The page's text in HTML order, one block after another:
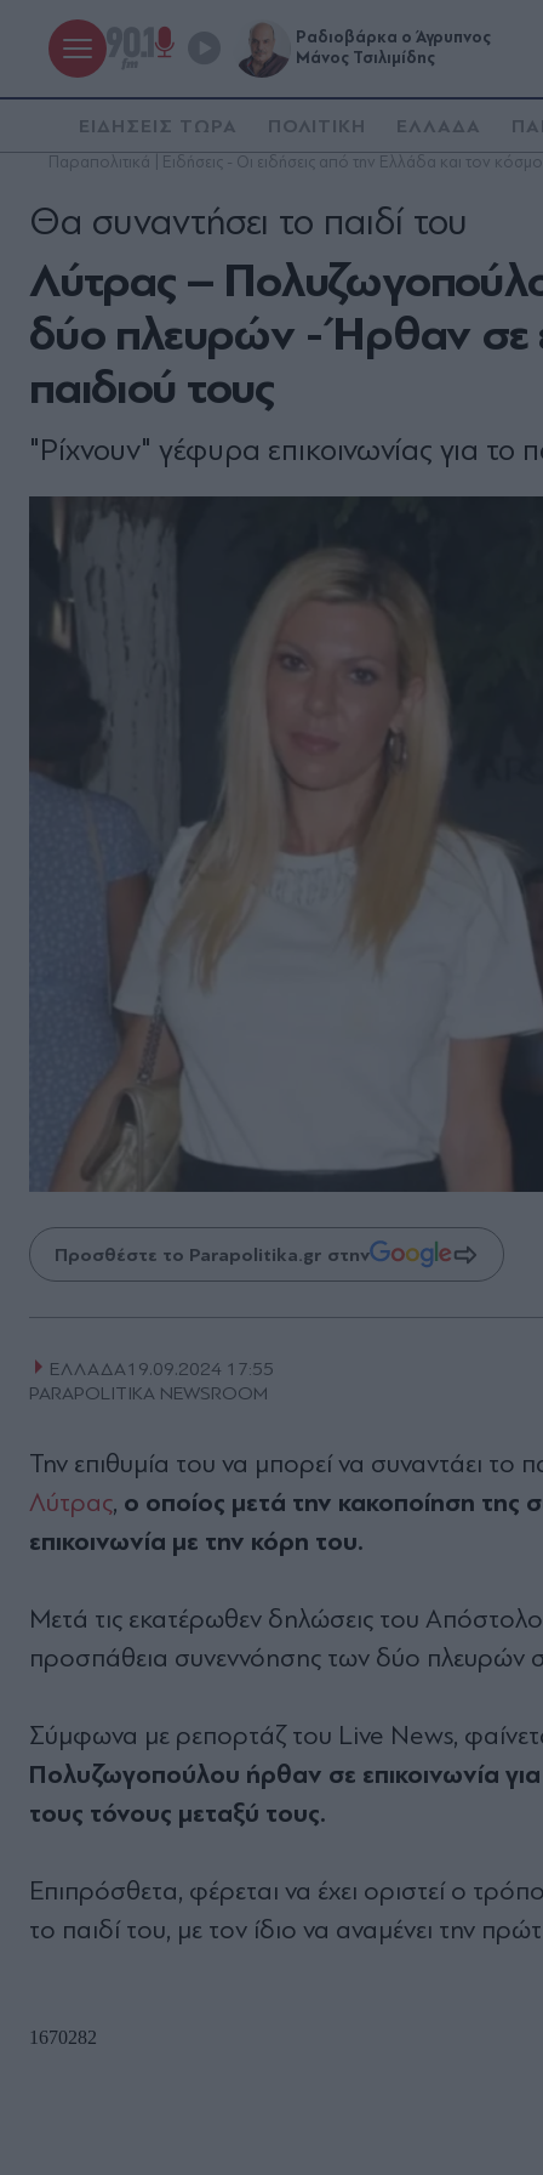
Ραδιοβάρκα ο Άγρυπνος
Μάνος Τσιλιμίδης
ΕΙΔΗΣΕΙΣ ΤΩΡΑ ΠΟΛΙΤΙΚΗ ΕΛΛΑΔΑ
Παραπολιτικά | Ειδήσεις - Οι ειδήσεις από την Ελλάδα και τον κόσμο
Λύτρας –
δύο πλευρών - Ήρθαν σε
παιδιού τους
Θα συναντήσει το παιδί του
"Ρίχνουν" γέφυρα επικοινωνίας για το
Προσθέστε το Parapolitika.gr στην
ΕΛΛΑΔΑ19.09.2024 17:55
PARAPOLITIKA NEWSROOM
Την επιθυμία του να μπορεί να συναντάει το
Λύτρας, ο οποίος μετά την κακοποίηση της
επικοινωνία με την κόρη του.
Μετά τις εκατέρωθεν δηλώσεις του
προσπάθεια συνεννόησης των δύο πλευρών
Σύμφωνα με ρεπορτάζ του Live News,
Πολυζωγοπούλου ήρθαν σε επικοινωνία
τους τόνους μεταξύ τους.
Επιπρόσθετα, φέρεται να έχει οριστεί ο
το παιδί του, με τον ίδιο να αναμένει την